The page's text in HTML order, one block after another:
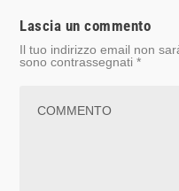
Lascia un commento
Il tuo indirizzo email non
sono contrassegnati*